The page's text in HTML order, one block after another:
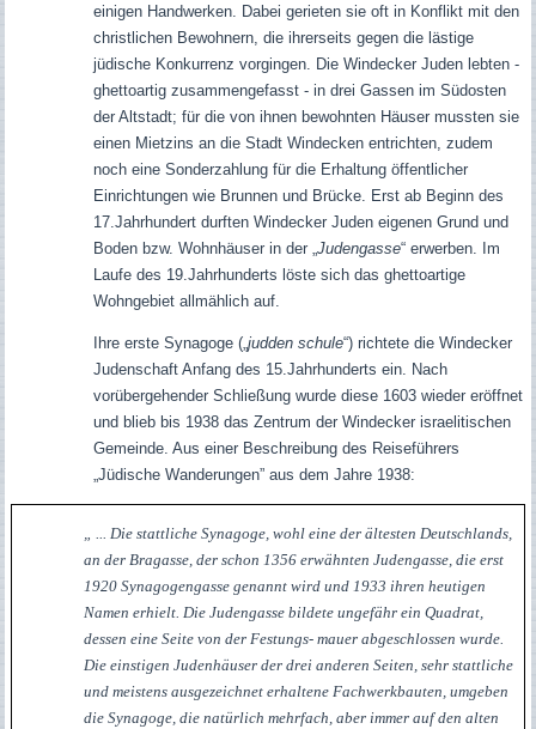
einigen Handwerken. Dabei gerieten sie oft in Konflikt mit den
christlichen Bewohnern, die ihrerseits gegen die lästige
jüdische Konkurrenz vorgingen. Die Windecker Juden lebten -
ghettoartig zusammengefasst - in drei Gassen im Südosten
der Altstadt; für die von ihnen bewohnten Häuser mussten sie
einen Mietzins an die Stadt Windecken entrichten, zudem
noch eine Sonderzahlung für die Erhaltung öffentlicher
Einrichtungen wie Brunnen und Brücke. Erst ab Beginn des
17.Jahrhundert durften Windecker Juden eigenen Grund und
Boden bzw. Wohnhäuser in der „ Judengasse“ erwerben. Im
Laufe des 19.Jahrhunderts löste sich das ghettoartige
Wohngebiet allmählich auf.
Ihre erste Synagoge („ judden schule“) richtete die Windecker
Judenschaft Anfang des 15.Jahrhunderts ein. Nach
vorübergehender Schließung wurde diese 1603 wieder eröffnet
und blieb bis 1938 das Zentrum der Windecker israelitischen
Gemeinde. Aus einer Beschreibung des Reiseführers
„Jüdische Wanderungen” aus dem Jahre 1938:
„ ... Die stattliche Synagoge, wohl eine der ältesten Deutschlands,
an der Bragasse, der schon 1356 erwähnten Judengasse, die erst
1920 Synagogengasse genannt wird und 1933 ihren heutigen
Namen erhielt. Die Judengasse bildete ungefähr ein Quadrat,
dessen eine Seite von der Festungs- mauer abgeschlossen wurde.
Die einstigen Judenhäuser der drei anderen Seiten, sehr stattliche
und meistens ausgezeichnet erhaltene Fachwerkbauten, umgeben
die Synagoge, die natürlich mehrfach, aber immer auf den alten